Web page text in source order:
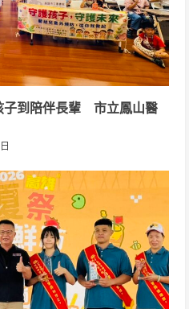
到陪伴長輩 市立鳳山醫